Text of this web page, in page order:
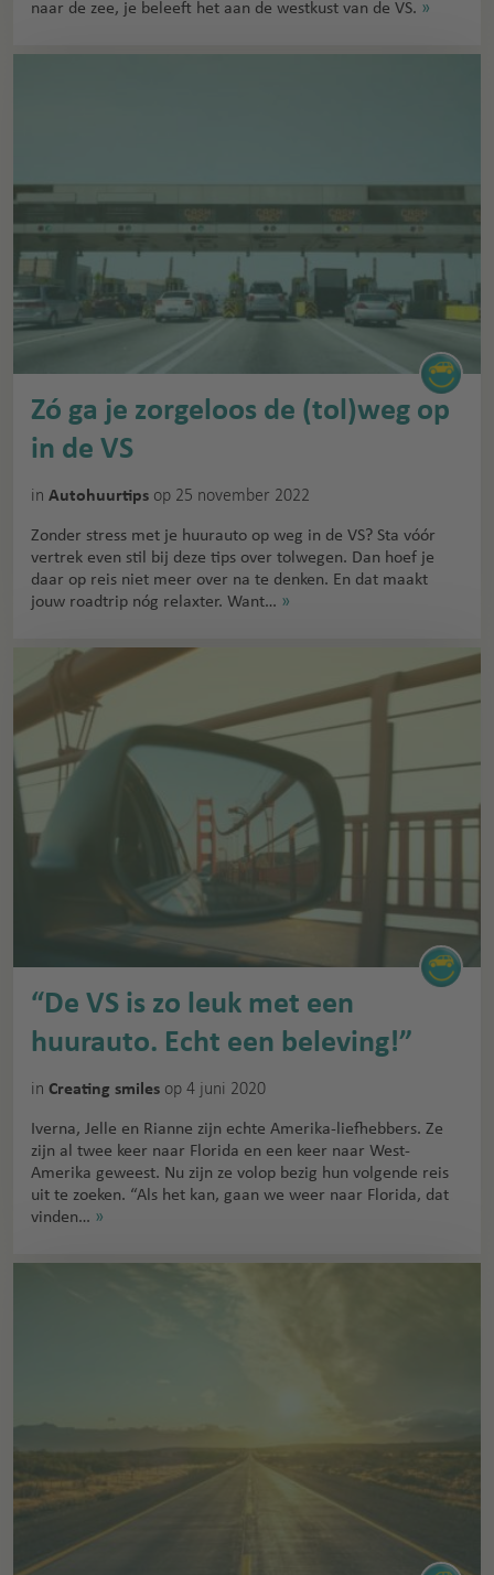
naar de zee, je beleeft het aan de westkust van de VS. »
Zó ga je zorgeloos de (tol)weg op
in de VS
in Autohuurtips op 25 november 2022
Zonder stress met je huurauto op weg in de VS? Sta vóór
vertrek even stil bij deze tips over tolwegen. Dan hoef je
daar op reis niet meer over na te denken. En dat maakt
jouw roadtrip nóg relaxter. Want… »
“De VS is zo leuk met een
huurauto. Echt een beleving!”
in Creating smiles op 4 juni 2020
Iverna, Jelle en Rianne zijn echte Amerika-liefhebbers. Ze
zijn al twee keer naar Florida en een keer naar West-
Amerika geweest. Nu zijn ze volop bezig hun volgende reis
uit te zoeken. “Als het kan, gaan we weer naar Florida, dat
vinden… »